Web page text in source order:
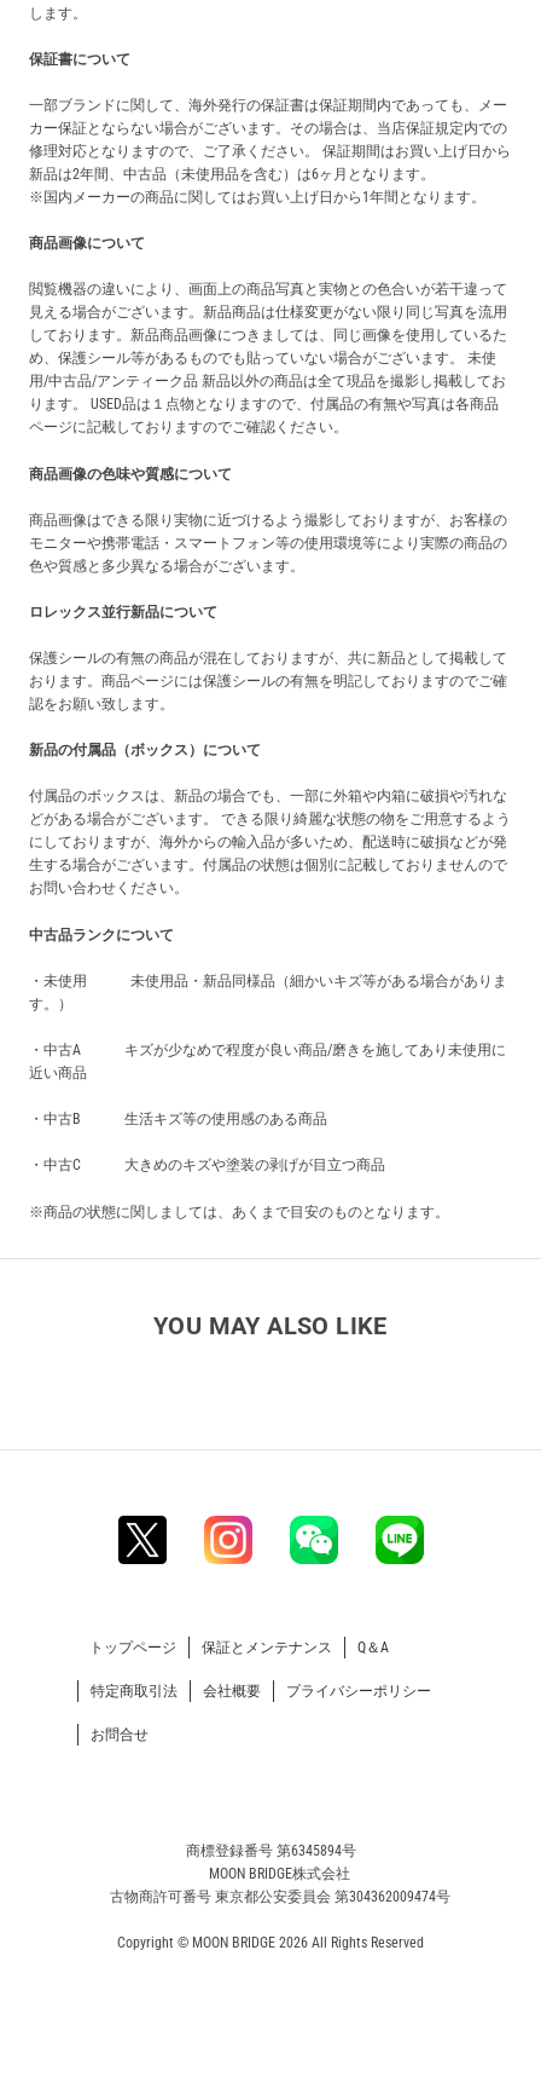
します。
保証書について
一部ブランドに関して、海外発行の保証書は保証期間内であっても、メー
カー保証とならない場合がございます。その場合は、当店保証規定内での
修理対応となりますので、ご了承ください。 保証期間はお買い上げ日から
新品は2年間、中古品（未使用品を含む）は6ヶ月となります。
※国内メーカーの商品に関してはお買い上げ日から1年間となります。
商品画像について
閲覧機器の違いにより、画面上の商品写真と実物との色合いが若干違って
見える場合がございます。新品商品は仕様変更がない限り同じ写真を流用
しております。新品商品画像につきましては、同じ画像を使用しているた
め、保護シール等があるものでも貼っていない場合がございます。 未使
用/中古品/アンティーク品 新品以外の商品は全て現品を撮影し掲載してお
ります。 USED品は１点物となりますので、付属品の有無や写真は各商品
ページに記載しておりますのでご確認ください。
商品画像の色味や質感について
商品画像はできる限り実物に近づけるよう撮影しておりますが、お客様の
モニターや携帯電話・スマートフォン等の使用環境等により実際の商品の
色や質感と多少異なる場合がございます。
ロレックス並行新品について
保護シールの有無の商品が混在しておりますが、共に新品として掲載して
おります。商品ページには保護シールの有無を明記しておりますのでご確
認をお願い致します。
新品の付属品（ボックス）について
付属品のボックスは、新品の場合でも、一部に外箱や内箱に破損や汚れな
どがある場合がございます。 できる限り綺麗な状態の物をご用意するよう
にしておりますが、海外からの輸入品が多いため、配送時に破損などが発
生する場合がございます。付属品の状態は個別に記載しておりませんので
お問い合わせください。
中古品ランクについて
・未使用 未使用品・新品同様品（細かいキズ等がある場合がありま
す。）
・中古A キズが少なめで程度が良い商品/磨きを施してあり未使用に
近い商品
・中古B 生活キズ等の使用感のある商品
・中古C 大きめのキズや塗装の剥げが目立つ商品
※商品の状態に関しましては、あくまで目安のものとなります。
YOU MAY ALSO LIKE
トップページ 保証とメンテナンス Q＆A
特定商取引法 会社概要 プライバシーポリシー
お問合せ
商標登録番号 第6345894号
MOON BRIDGE株式会社
古物商許可番号 東京都公安委員会 第304362009474号
Copyright © MOON BRIDGE 2026 All Rights Reserved